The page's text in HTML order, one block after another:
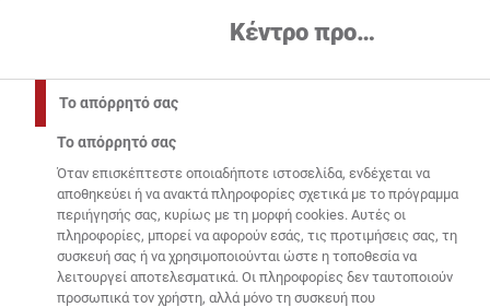
Παράκαμψη προς το
Κέντρο προτιμήσεων απορρήτου
Το απόρρητό σας
Το απόρρητό σας
Όταν επισκέπτεστε οποιαδήποτε ιστοσελίδα, ενδέχεται να
αποθηκεύει ή να ανακτά πληροφορίες σχετικά με το πρόγραμμα
περιήγησής σας, κυρίως με τη μορφή cookies. Αυτές οι
πληροφορίες, μπορεί να αφορούν εσάς, τις προτιμήσεις σας, τη
συσκευή σας ή να χρησιμοποιούνται ώστε η τοποθεσία να
λειτουργεί αποτελεσματικά. Οι πληροφορίες δεν ταυτοποιούν
προσωπικά τον χρήστη, αλλά μόνο τη συσκευή που